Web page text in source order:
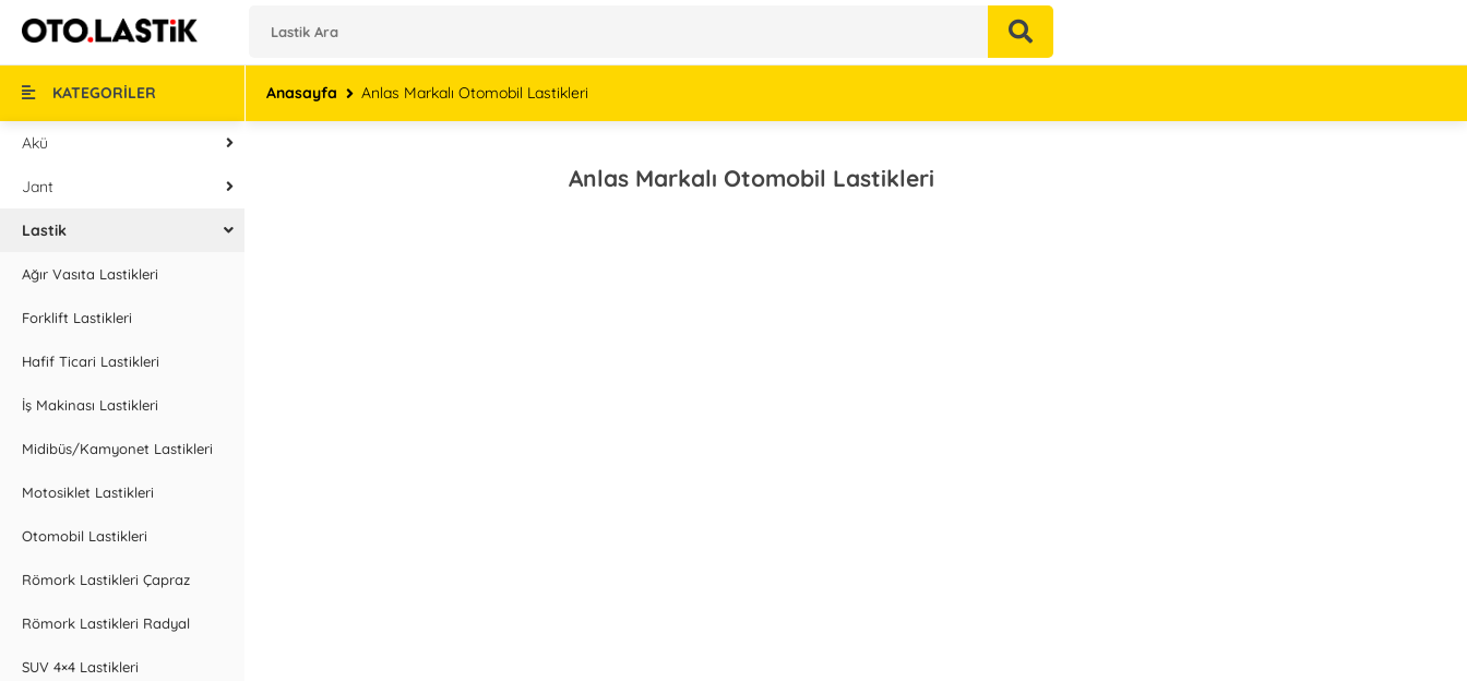
KATEGORİLER
Akü
Jant
Lastik
Ağır Vasıta Lastikleri
Forklift Lastikleri
Hafif Ticari Lastikleri
İş Makinası Lastikleri
Midibüs/Kamyonet Lastikleri
Motosiklet Lastikleri
Otomobil Lastikleri
Römork Lastikleri Çapraz
Römork Lastikleri Radyal
SUV 4×4 Lastikleri
Anasayfa Anlas Markalı Otomobil Lastikleri
Anlas Markalı Otomobil Lastikleri